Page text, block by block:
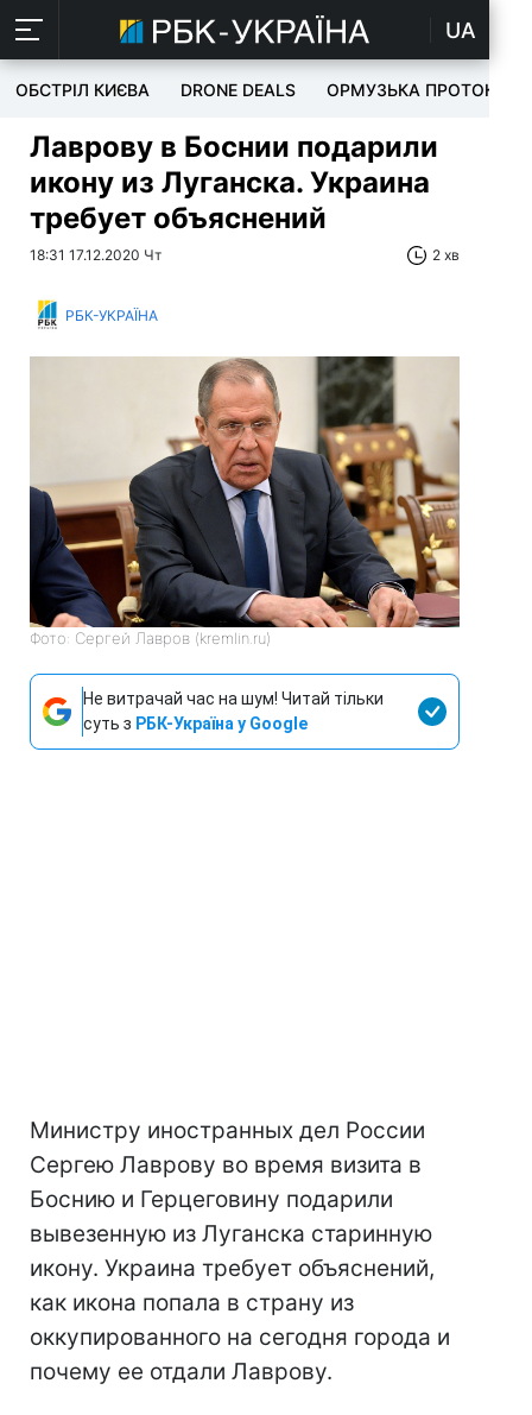
UA
ОБСТРІЛ КИЄВА DRONE DEALS ОРМУЗЬКА ПРОТОКА
Лаврову в Боснии подарили
икону из Луганска. Украина
требует объяснений
18:31 17.12.2020 Чт 2 хв
РБК-УКРАЇНА
Фото: Сергей Лавров (kremlin.ru)
Не витрачай час на шум! Читай тільки
суть з РБК-Україна у Google
Министру иностранных дел России
Сергею Лаврову во время визита в
Боснию и Герцеговину подарили
вывезенную из Луганска старинную
икону. Украина требует объяснений,
как икона попала в страну из
оккупированного на сегодня города и
почему ее отдали Лаврову.